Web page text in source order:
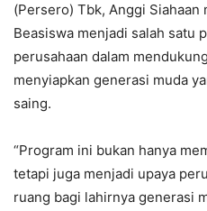
(Persero) Tbk, Anggi Siahaan
Beasiswa menjadi salah satu
perusahaan dalam
menyiapkan generasi muda
saing.
“Program ini bukan hanya
tetapi juga menjadi upaya
ruang bagi lahirnya generasi